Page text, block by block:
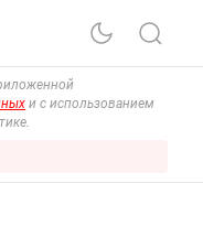
и с использованием